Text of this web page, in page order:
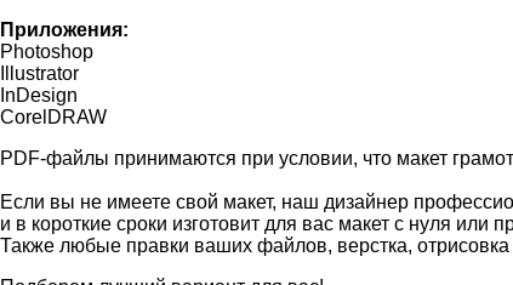
Приложения:
Photoshop
Illustrator
InDesign
CorelDRAW
PDF-файлы принимаются при условии, что макет
Если вы не имеете свой макет, наш дизайнер
и в короткие сроки изготовит для вас макет с нуля
Также любые правки ваших файлов, верстка, отрисовка